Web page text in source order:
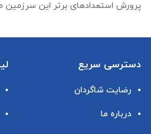
پرورش استعدادهای برتر این سرزمین
دسترسی سریع
رضایت شاگردان
درباره ما